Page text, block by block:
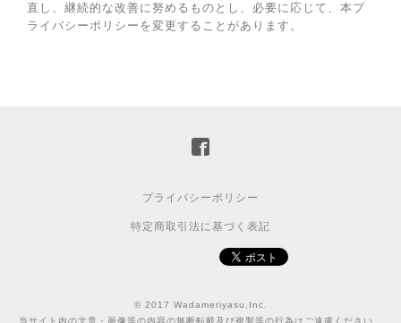
直し、継続的な改善に努めるものとし、必要に応じて、本プ
ライバシーポリシーを変更することがあります。
プライバシーポリシー
特定商取引法に基づく表記
© 2017 Wadameriyasu,Inc.
当サイト内の文章・画像等の内容の無断転載及び複製等の行為はご遠慮ください。